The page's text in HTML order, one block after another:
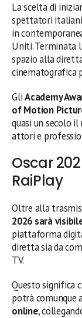
La scelta di
spettatori italiani
in
Uniti. Terminata
spazio alla
cinematografica
GliAcademy
of Motion
quasi un secolo
attori e
Oscar
RaiPlay
Oltre alla
2026 sarà
piattaforma
diretta sia da
TV.
Questo significa
potrà comunque
online,